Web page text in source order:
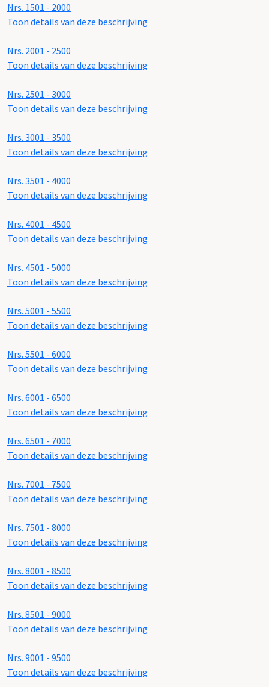
Nrs. 1501 - 2000
Toon details van deze beschrijving
Nrs. 2001 - 2500
Toon details van deze beschrijving
Nrs. 2501 - 3000
Toon details van deze beschrijving
Nrs. 3001 - 3500
Toon details van deze beschrijving
Nrs. 3501 - 4000
Toon details van deze beschrijving
Nrs. 4001 - 4500
Toon details van deze beschrijving
Nrs. 4501 - 5000
Toon details van deze beschrijving
Nrs. 5001 - 5500
Toon details van deze beschrijving
Nrs. 5501 - 6000
Toon details van deze beschrijving
Nrs. 6001 - 6500
Toon details van deze beschrijving
Nrs. 6501 - 7000
Toon details van deze beschrijving
Nrs. 7001 - 7500
Toon details van deze beschrijving
Nrs. 7501 - 8000
Toon details van deze beschrijving
Nrs. 8001 - 8500
Toon details van deze beschrijving
Nrs. 8501 - 9000
Toon details van deze beschrijving
Nrs. 9001 - 9500
Toon details van deze beschrijving